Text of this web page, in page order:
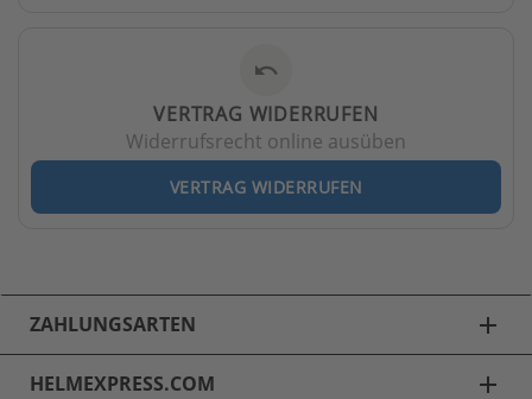
undo
VERTRAG WIDERRUFEN
Widerrufsrecht online ausüben
VERTRAG WIDERRUFEN
ZAHLUNGSARTEN add
HELMEXPRESS.COM add